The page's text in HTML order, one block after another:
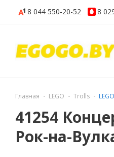
8 044 550-20-52 8
Главная LEGO Trolls
41254
Рок-на-